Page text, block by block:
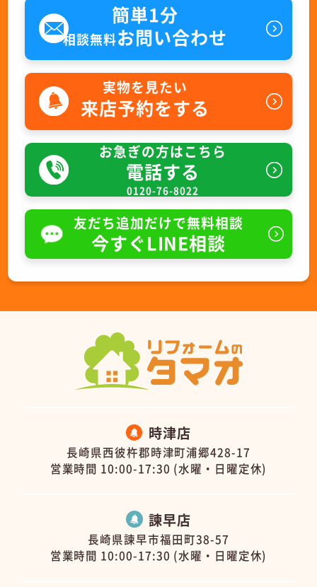
簡単1分
相談無料お問い合わせ
実物を見たい
来店予約をする
お急ぎの方はこちら
電話する
0120-76-8022
友だち追加だけで無料相談
今すぐLINE相談
時津店
長崎県西彼杵郡時津町浦郷428-17
営業時間 10:00-17:30 (水曜・日曜定休)
諫早店
長崎県諫早市福田町38-57
営業時間 10:00-17:30 (水曜・日曜定休)